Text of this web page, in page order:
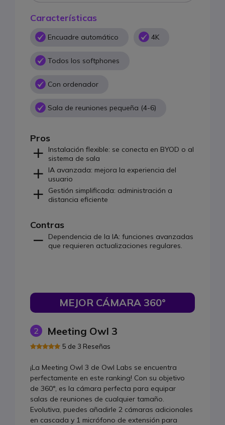
Características
Encuadre automático 4K
Todos los softphones
Con ordenador
Sala de reuniones pequeña (4-6)
Pros
Instalación flexible: se conecta en BYOD o al
sistema de sala
IA avanzada: mejora la experiencia del
usuario
Gestión simplificada: administración a
distancia eficiente
Contras
Dependencia de la IA: funciones avanzadas
que requieren actualizaciones regulares.
MEJOR CÁMARA 360°
2 Meeting Owl 3
5 de 3 Reseñas
¡La Meeting Owl 3 de Owl Labs se encuentra
perfectamente en este ranking! Con su objetivo
de 360°, es la cámara perfecta para equipar
salas de reuniones de cualquier tamaño.
Evolutiva, puedes añadirle 2 cámaras adicionales
en cascada y 1 micrófono de extensión para